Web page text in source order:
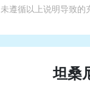
未遵循以上说明导致的
坦桑